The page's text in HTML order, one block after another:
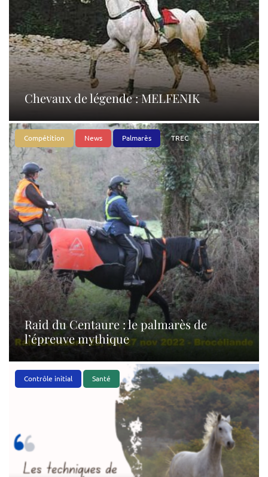
Chevaux de légende : MELFENIK
Compétition News Palmarès TREC
Raid du Centaure : le palmarès de
l’épreuve mythique
Contrôle initial Santé